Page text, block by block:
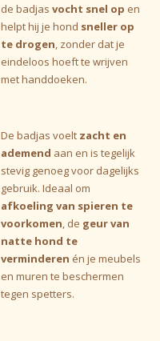
de badjas vocht snel op en
helpt hij je hond sneller op
te drogen, zonder dat je
eindeloos hoeft te wrijven
met handdoeken.
De badjas voelt zacht en
ademend aan en is tegelijk
stevig genoeg voor dagelijks
gebruik. Ideaal om
afkoeling van spieren te
voorkomen, de geur van
natte hond te
verminderen én je meubels
en muren te beschermen
tegen spetters.